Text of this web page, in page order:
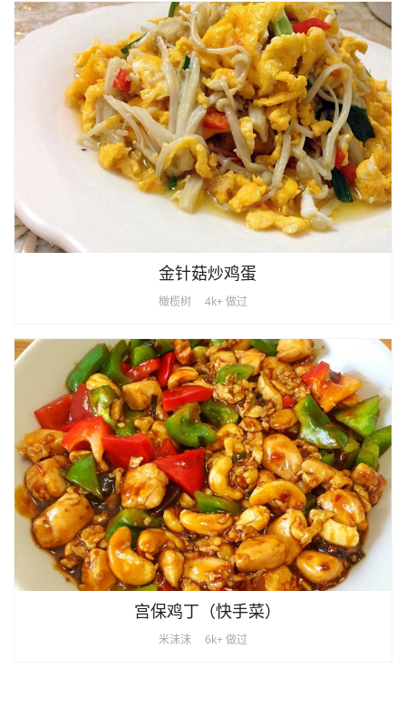
金针菇炒鸡蛋
橄榄树 4k+ 做过
宫保鸡丁（快手菜）
米沫沫 6k+ 做过